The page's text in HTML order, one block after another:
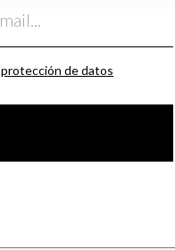
protección de datos